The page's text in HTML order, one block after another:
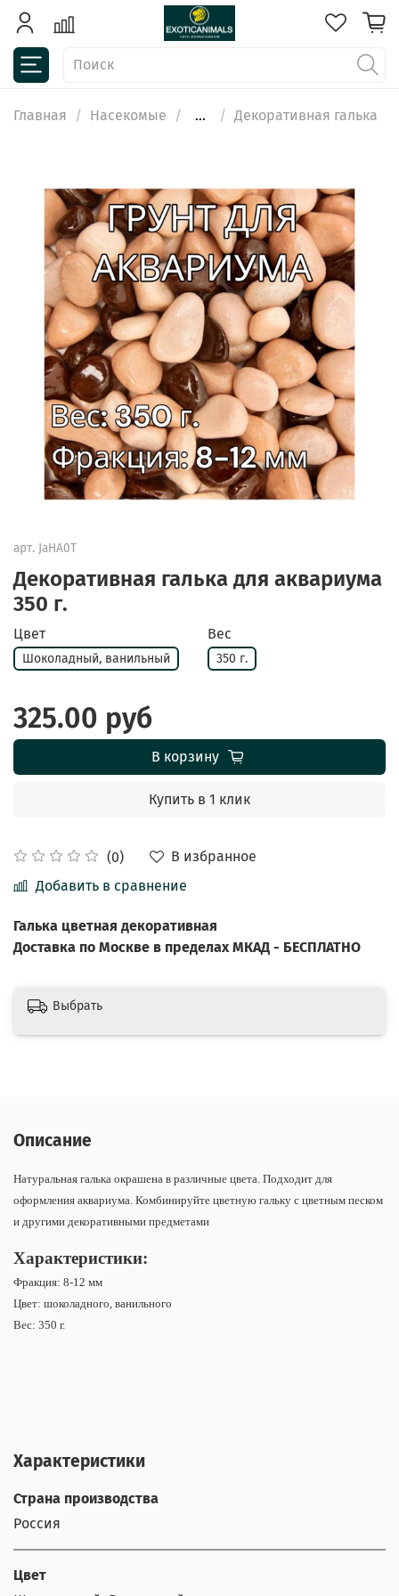
Главная Насекомые ... Декоративная галька
арт. JaHA0T
Декоративная галька для аквариума
350 г.
(0)
В избранное
Добавить в сравнение
Цвет
Шоколадный, ванильный
Вес
350 г.
325.00 руб
В корзину
Купить в 1 клик
Галька цветная декоративная
Доставка по Москве в пределах МКАД - БЕСПЛАТНО
Выбрать
Описание
Натуральная галька окрашена в различные цвета. Подходит для
оформления аквариума. Комбинируйте цветную гальку с цветным песком
и другими декоративными предметами
Характеристики:
Фракция: 8-12 мм
Цвет: шоколадного, ванильного
Вес: 350 г.
Характеристики
Страна производства
Россия
Цвет